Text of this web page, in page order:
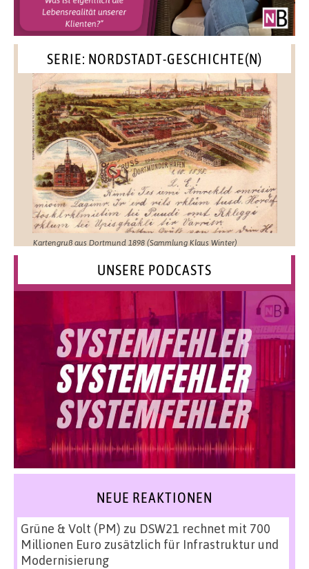
SERIE: NORDSTADT-GESCHICHTE(N)
Kartengruß aus Dortmund 1898 (Sammlung Klaus Winter)
UNSERE PODCASTS
NEUE REAKTIONEN
Grüne & Volt (PM) zu DSW21 rechnet mit 700
Millionen Euro zusätzlich für Infrastruktur und
Modernisierung